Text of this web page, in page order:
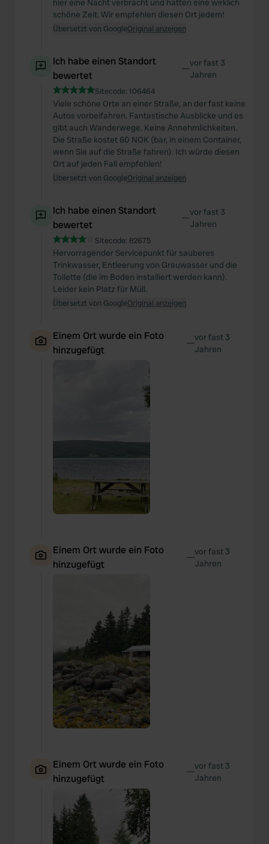
We also share information about your use of our site with
our social media, advertising and analytics partners who
may combine it with other information that you’ve
of their services.
hier eine Nacht verbracht und hatten eine wirklich
schöne Zeit. Wir empfehlen diesen Ort jedem!
Übersetzt von GoogleOriginal anzeigen
Ich habe einen Standort
bewertet
—vor fast 3
Jahren
Sitecode: 106464
Viele schöne Orte an einer Straße, an der fast keine
Autos vorbeifahren. Fantastische Ausblicke und es
gibt auch Wanderwege. Keine Annehmlichkeiten.
Die Straße kostet 60 NOK (bar, in einem Container,
wenn Sie auf die Straße fahren). Ich würde diesen
Ort auf jeden Fall empfehlen!
Übersetzt von GoogleOriginal anzeigen
Ich habe einen Standort
bewertet
—vor fast 3
Jahren
Sitecode: 82675
Hervorragender Servicepunkt für sauberes
Trinkwasser, Entleerung von Grauwasser und die
Toilette (die im Boden installiert werden kann).
Leider kein Platz für Müll.
Übersetzt von GoogleOriginal anzeigen
Einem Ort wurde ein Foto
hinzugefügt
—vor fast 3
Jahren
Einem Ort wurde ein Foto
hinzugefügt
—vor fast 3
Jahren
Einem Ort wurde ein Foto
hinzugefügt
—vor fast 3
Jahren